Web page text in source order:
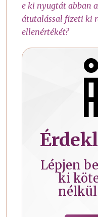
e ki nyugtát abban
átutalással fizeti ki
ellenértékét?
Lépjen
ki